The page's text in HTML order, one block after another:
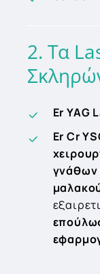
2. Τα
Er YAG
Er Cr
γνάθων